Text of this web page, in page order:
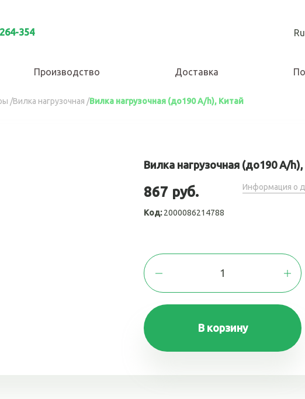
354 Ru
Производство Доставка
/Вилка нагрузочная /Вилка нагрузочная (до190 A/h), Китай
Вилка нагрузочная (до190 A/
867 руб.
Код:2000086214788
Информация о
В корзину